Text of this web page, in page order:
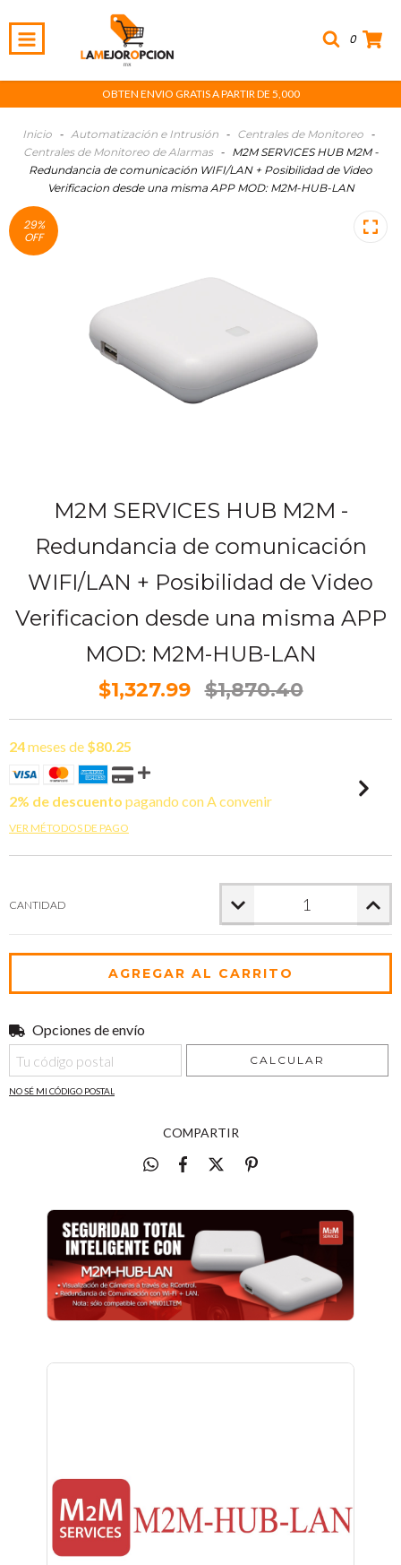
0
OBTEN ENVIO GRATIS A PARTIR DE 5,000
Inicio - Automatización e Intrusión - Centrales de Monitoreo
-
Centrales de Monitoreo de Alarmas
-
M2M SERVICES HUB M2M -
Redundancia de comunicación WIFI/LAN + Posibilidad de Video
Verificacion desde una misma APP MOD: M2M-HUB-LAN
29%
OFF
M2M SERVICES HUB M2M -
Redundancia de comunicación
WIFI/LAN + Posibilidad de Video
Verificacion desde una misma APP
MOD: M2M-HUB-LAN
$1,327.99 $1,870.40
24meses de $80.25
2% de descuento pagando con A convenir
VER MÉTODOS DE PAGO
CANTIDAD
Entregas para el CP:
Opciones de envío
CALCULAR
NO SÉ MI CÓDIGO POSTAL
COMPARTIR